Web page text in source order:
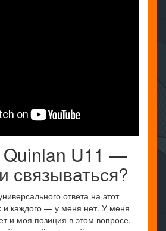
Quinlan U11 —
связываться?
ответа на этот
и каждого — у меня нет. У меня
и моя позиция в этом вопросе.